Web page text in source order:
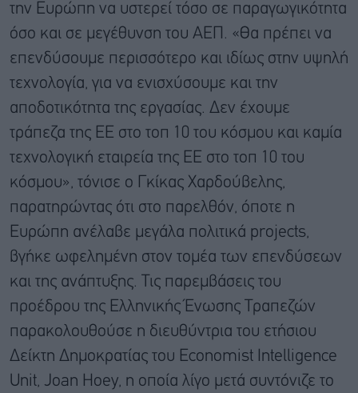
την Ευρώπη να υστερεί τόσο σε παραγωγικότητα
όσο και σε μεγέθυνση του ΑΕΠ. «Θα πρέπει να
επενδύσουμε περισσότερο και ιδίως στην υψηλή
τεχνολογία, για να ενισχύσουμε και την
αποδοτικότητα της εργασίας. Δεν έχουμε
τράπεζα της ΕΕ στο τοπ 10 του κόσμου και καμία
τεχνολογική εταιρεία της ΕΕ στο τοπ 10 του
κόσμου», τόνισε ο Γκίκας Χαρδούβελης,
παρατηρώντας ότι στο παρελθόν, όποτε η
Ευρώπη ανέλαβε μεγάλα πολιτικά projects,
βγήκε ωφελημένη στον τομέα των επενδύσεων
και της ανάπτυξης. Τις παρεμβάσεις του
προέδρου της Ελληνικής Ένωσης Τραπεζών
παρακολουθούσε η διευθύντρια του ετήσιου
Δείκτη Δημοκρατίας του Economist Intelligence
Unit, Joan Hoey, η οποία λίγο μετά συντόνιζε το